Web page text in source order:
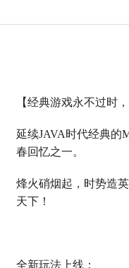
【经典游戏永不过时
延续JAVA时代经典的
春回忆之一。
烽火硝烟起，时势造
天下！
全新玩法上线：